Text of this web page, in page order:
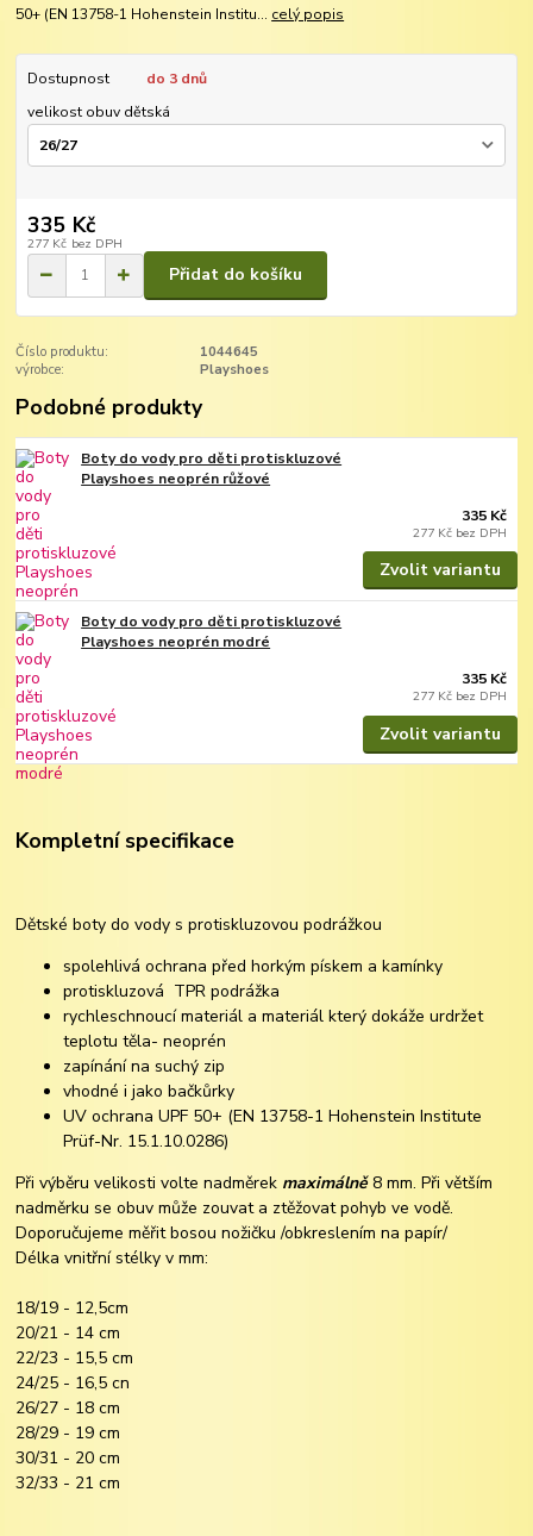
50+ (EN 13758-1 Hohenstein Institu... celý popis
Dostupnost
do 3 dnů
velikost obuv dětská
335 Kč
277 Kč bez DPH
Přidat do košíku
Číslo produktu:
1044645
výrobce:
Playshoes
Podobné produkty
Boty do vody pro děti protiskluzové
Playshoes neoprén růžové
335 Kč
277 Kč bez DPH
Zvolit variantu
Boty do vody pro děti protiskluzové
Playshoes neoprén modré
335 Kč
277 Kč bez DPH
Zvolit variantu
Kompletní specifikace
Dětské boty do vody s protiskluzovou podrážkou
spolehlivá ochrana před horkým pískem a kamínky
protiskluzová TPR podrážka
rychleschnoucí materiál a materiál který dokáže urdržet
teplotu těla- neoprén
zapínání na suchý zip
vhodné i jako bačkůrky
UV ochrana UPF 50+ (EN 13758-1 Hohenstein Institute
Prüf-Nr. 15.1.10.0286)
Při výběru velikosti volte nadměrek maximálně8 mm. Při větším
nadměrku se obuv může zouvat a ztěžovat pohyb ve vodě.
Doporučujeme měřit bosou nožičku /obkreslením na papír/
Délka vnitřní stélky v mm:
18/19 - 12,5cm
20/21 - 14 cm
22/23 - 15,5 cm
24/25 - 16,5 cn
26/27 - 18 cm
28/29 - 19 cm
30/31 - 20 cm
32/33 - 21 cm